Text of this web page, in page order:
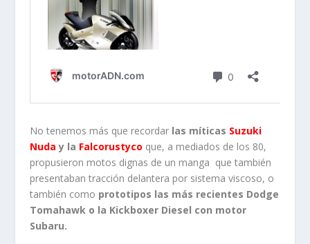
No tenemos más que recordar las míticas Suzuki
Nuda y la Falcorustyco que, a mediados de los 80,
propusieron motos dignas de un manga que también
presentaban tracción delantera por sistema viscoso, o
también como prototipos las más recientes Dodge
Tomahawk o la Kickboxer Diesel con motor
Subaru.